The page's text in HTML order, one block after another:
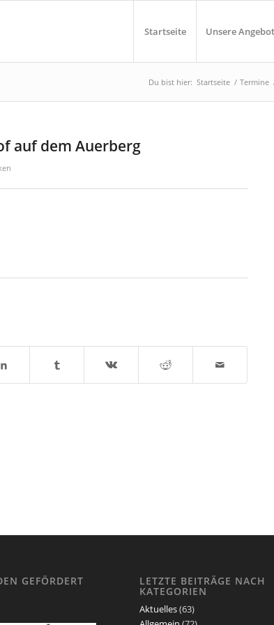
Startseite Unsere
Du bist hier: Startseite / Termine
auf dem Auerberg
GEFÖRDERT LETZTE BEITRÄGE NACH
KATEGORIEN
Aktuelles(63)